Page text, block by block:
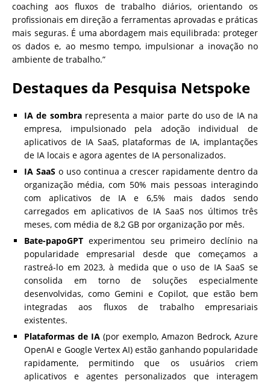
coaching aos fluxos de trabalho diários, orientando os
profissionais em direção a ferramentas aprovadas e práticas
mais seguras. É uma abordagem mais equilibrada: proteger
os dados e, ao mesmo tempo, impulsionar a inovação no
ambiente de trabalho.”
Destaques da Pesquisa Netspoke
IA de sombrarepresenta a maior parte do uso de IA na
empresa, impulsionado pela adoção individual de
aplicativos de IA SaaS, plataformas de IA, implantações
de IA locais e agora agentes de IA personalizados.
IA SaaS o uso continua a crescer rapidamente dentro da
organização média, com 50% mais pessoas interagindo
com aplicativos de IA e 6,5% mais dados sendo
carregados em aplicativos de IA SaaS nos últimos três
meses, com média de 8,2 GB por organização por mês.
Bate-papoGPT experimentou seu primeiro declínio na
popularidade empresarial desde que começamos a
rastreá-lo em 2023, à medida que o uso de IA SaaS se
consolida em torno de soluções especialmente
desenvolvidas, como Gemini e Copilot, que estão bem
integradas aos fluxos de trabalho empresariais
existentes.
Plataformas de IA (por exemplo, Amazon Bedrock, Azure
OpenAI e Google Vertex AI) estão ganhando popularidade
rapidamente, permitindo que os usuários criem
aplicativos e agentes personalizados que interagem